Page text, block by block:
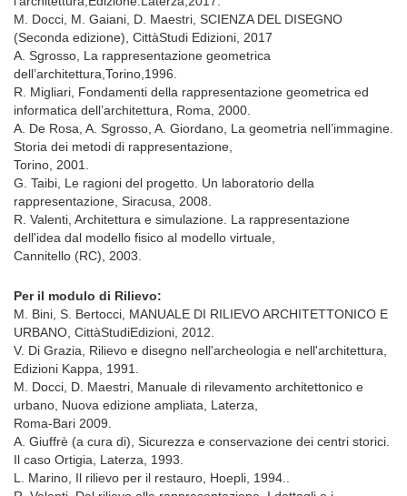
M. Docci, M. Gaiani, D. Maestri, SCIENZA DEL DISEGNO
(Seconda edizione), CittàStudi Edizioni, 2017
A. Sgrosso, La rappresentazione geometrica
dell’architettura,Torino,1996.
R. Migliari, Fondamenti della rappresentazione geometrica ed
informatica dell’architettura, Roma, 2000.
A. De Rosa, A. Sgrosso, A. Giordano, La geometria nell’immagine.
Storia dei metodi di rappresentazione,
Torino, 2001.
G. Taibi, Le ragioni del progetto. Un laboratorio della
rappresentazione, Siracusa, 2008.
R. Valenti, Architettura e simulazione. La rappresentazione
dell'idea dal modello fisico al modello virtuale,
Cannitello (RC), 2003.
Per il modulo di Rilievo:
M. Bini, S. Bertocci, MANUALE DI RILIEVO ARCHITETTONICO E
URBANO, CittàStudiEdizioni, 2012.
V. Di Grazia, Rilievo e disegno nell'archeologia e nell'architettura,
Edizioni Kappa, 1991.
M. Docci, D. Maestri, Manuale di rilevamento architettonico e
urbano, Nuova edizione ampliata, Laterza,
Roma-Bari 2009.
A. Giuffrè (a cura di), Sicurezza e conservazione dei centri storici.
Il caso Ortigia, Laterza, 1993.
L. Marino, Il rilievo per il restauro, Hoepli, 1994..